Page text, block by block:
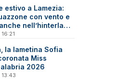
estivo a Lamezia:
con vento e
nell’hinterland
la lametina Sofia
Miss
2026